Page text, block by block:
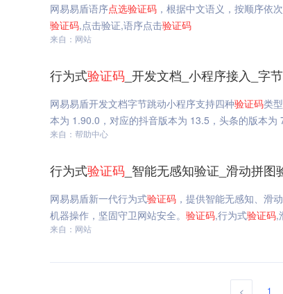
网易易盾语序点选验证码 ，根据中文语义，按顺序依
验证码,点击验证,语序点击验证码
来自：网站
行为式验证码 _开发文档_小程序接入_字
网易易盾开发文档字节跳动小程序支持四种验证码类
本为 1.90.0，对应的抖音版本为 13.5，头条的版本为
来自：帮助中心
行为式验证码 _智能无感知验证_滑动拼图
网易易盾新一代行为式验证码 ，提供智能无感知、滑动
机器操作，坚固守卫网站安全。 验证码,行为式验证码,
来自：网站
< 1